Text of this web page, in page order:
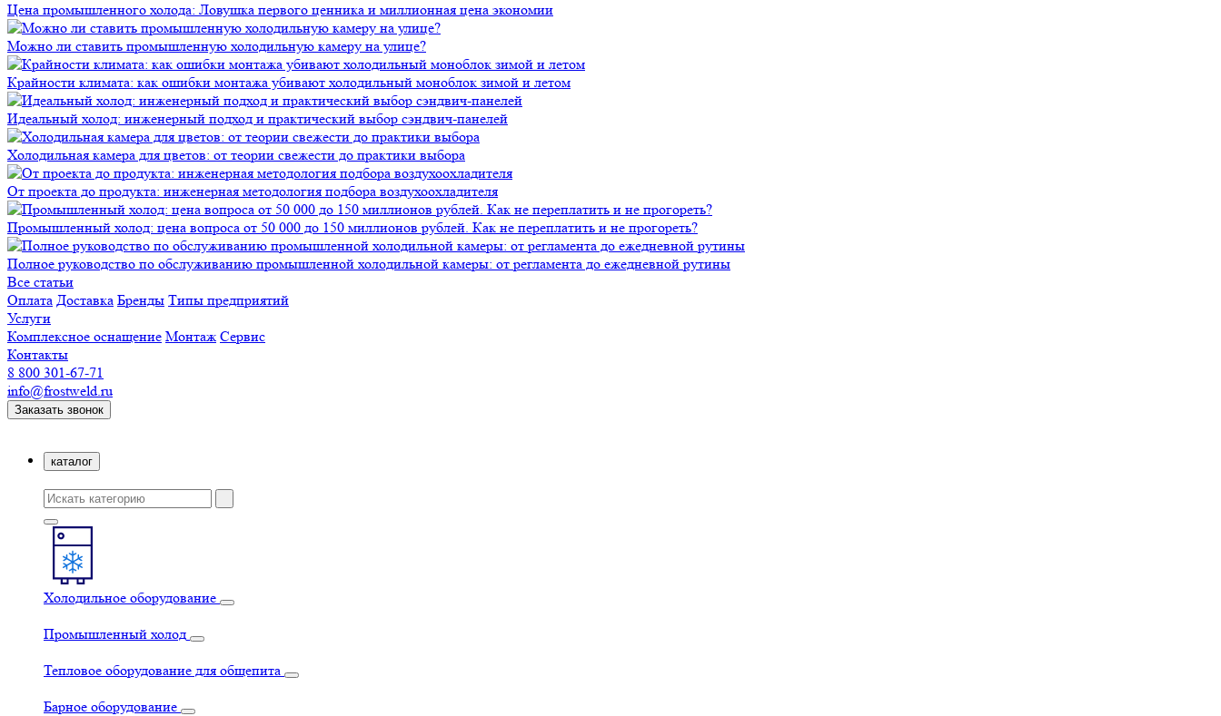
Цена промышленного холода: Ловушка первого ценника и миллионная цена экономии
Можно ли ставить промышленную холодильную камеру на улице?
Крайности климата: как ошибки монтажа убивают холодильный моноблок зимой и летом
Идеальный холод: инженерный подход и практический выбор сэндвич-панелей
Холодильная камера для цветов: от теории свежести до практики выбора
От проекта до продукта: инженерная методология подбора воздухоохладителя
Промышленный холод: цена вопроса от 50 000 до 150 миллионов рублей. Как не переплатить и не прогореть?
Полное руководство по обслуживанию промышленной холодильной камеры: от регламента до ежедневной рутины
Все статьи
Оплата Доставка Бренды Типы предприятий
Услуги
Комплексное оснащение Монтаж Сервис
Контакты
8 800 301-67-71
info@frostweld.ru
Заказать звонок
каталог
Холодильное оборудование
Промышленный холод
Тепловое оборудование для общепита
Барное оборудование